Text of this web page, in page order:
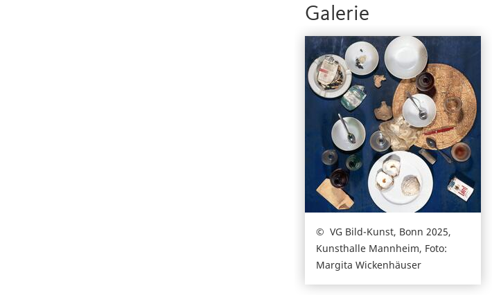
Galerie
VG Bild-Kunst, Bonn 2025,
Kunsthalle Mannheim, Foto:
Margita Wickenhäuser